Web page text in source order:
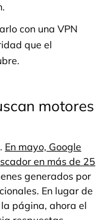
con una VPN
que el
motores
En mayo, Google
en más de 25
generados por
En lugar de
página, ahora el